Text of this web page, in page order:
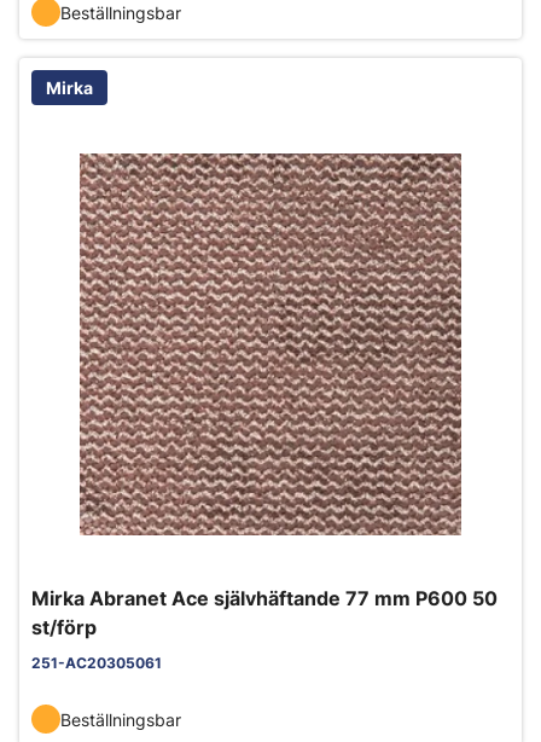
Beställningsbar
Mirka
Mirka Abranet Ace självhäftande 77 mm P600 50
st/förp
251-AC20305061
Beställningsbar